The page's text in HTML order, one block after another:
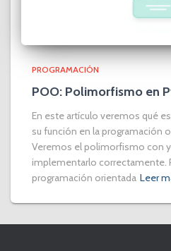
PROGRAMACIÓN
POO: Polimorfismo en
En este artículo veremos qué
su función en la programación
Veremos el polimorfismo con
implementarlo correctamente.
programación orientada Leer